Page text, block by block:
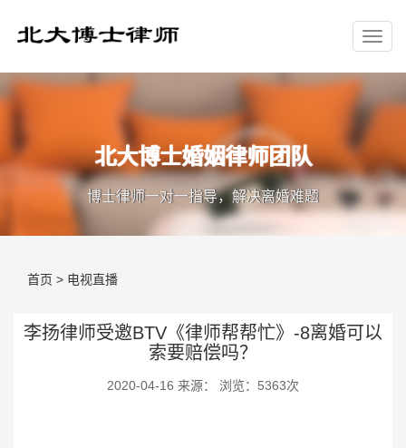
北大博士婚姻律师团队
博士律师一对一指导，解决离婚难题
首页 > 电视直播
李扬律师受邀BTV《律师帮帮忙》-8离婚可以
索要赔偿吗？
2020-04-16 来源： 浏览：5363次